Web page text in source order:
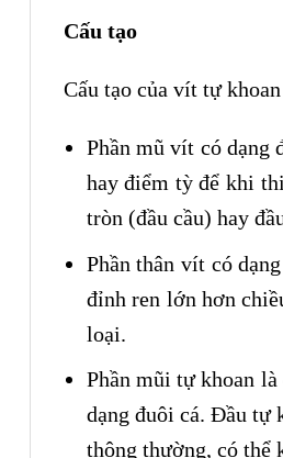
Cấu tạo
Cấu tạo của vít tự
Phần mũ vít có dạng
hay điểm tỳ để khi
tròn (đầu cầu) hay
Phần thân vít có
đỉnh ren lớn hơn
loại.
Phần mũi tự khoan
dạng đuôi cá. Đầu tự
thông thường, có thể